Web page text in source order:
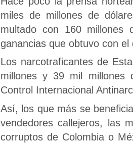
miles de millones de
multado con 160
ganancias que obtuvo con el
Los narcotraficantes de
millones y 39 mil millones
Control Internacional
Así, los que más se
vendedores callejeros, las
corruptos de Colombia o